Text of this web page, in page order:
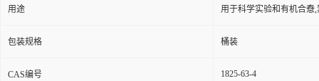
用途 用于科学实验和有机合憃
包装规格 桶装
CAS编号 1825-63-4